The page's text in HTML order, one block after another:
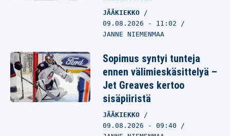
JÄÄKIEKKO
09.08.2026 - 11:02
JANNE NIEMENMAA
Sopimus syntyi tunteja
ennen välimieskäsittelyä –
Jet Greaves kertoo
sisäpiiristä
JÄÄKIEKKO
09.08.2026 - 09:40